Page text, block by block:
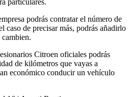
podrás contratar el número de
caso de precisar más, podrás añadirlo
cambien.
Citroen oficiales podrás
de kilómetros que vayas a
económico conducir un vehículo